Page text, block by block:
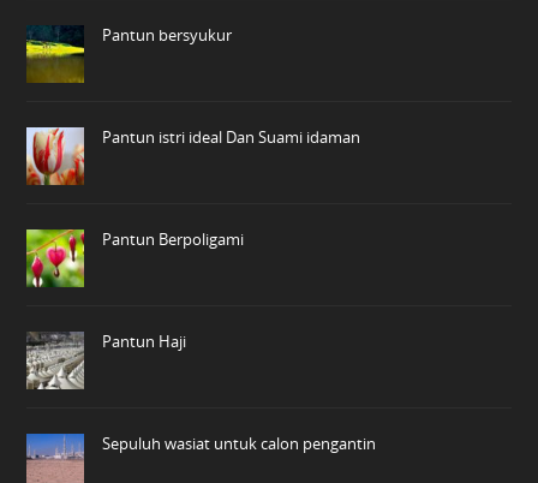
Pantun bersyukur
Pantun istri ideal Dan Suami idaman
Pantun Berpoligami
Pantun Haji
Sepuluh wasiat untuk calon pengantin